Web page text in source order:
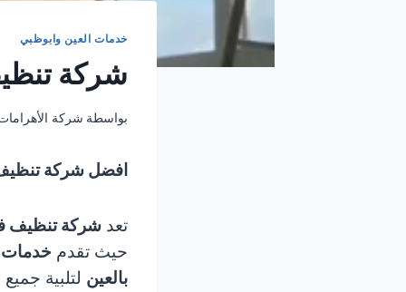
خدمات العين وابوظبي
شركة تنظيف
بواسطة شركة
افضل شركة
تعد شركة تنظيف
حيث تقدم خدمات
بالعين لتلبية